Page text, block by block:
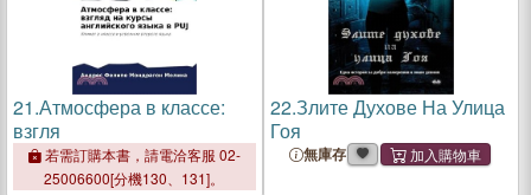
21.Атмосфера в классе:
взгля
若需訂購本書，請電洽客服 02-
25006600[分機130、131]。
22.Злите Духове На Улица
Гоя
無庫存